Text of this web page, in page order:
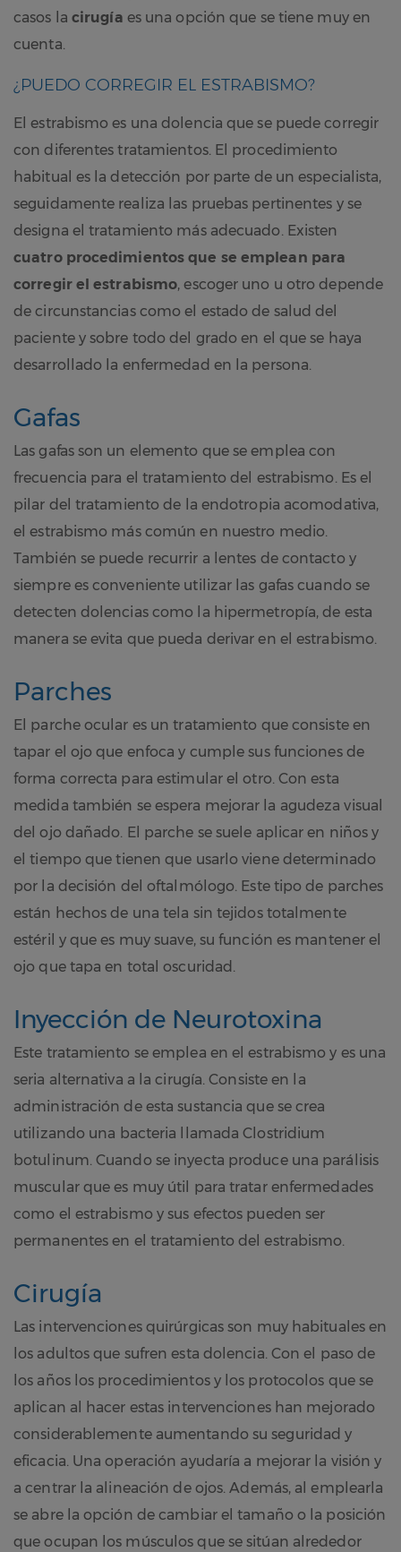
casos la cirugía es una opción que se tiene muy en
cuenta.
¿PUEDO CORREGIR EL ESTRABISMO?
El estrabismo es una dolencia que se puede corregir
con diferentes tratamientos. El procedimiento
habitual es la detección por parte de un especialista,
seguidamente realiza las pruebas pertinentes y se
designa el tratamiento más adecuado. Existen
cuatro procedimientos que se emplean para
corregir el estrabismo, escoger uno u otro depende
de circunstancias como el estado de salud del
paciente y sobre todo del grado en el que se haya
desarrollado la enfermedad en la persona.
Gafas
Las gafas son un elemento que se emplea con
frecuencia para el tratamiento del estrabismo. Es el
pilar del tratamiento de la endotropia acomodativa,
el estrabismo más común en nuestro medio.
También se puede recurrir a lentes de contacto y
siempre es conveniente utilizar las gafas cuando se
detecten dolencias como la hipermetropía, de esta
manera se evita que pueda derivar en el estrabismo.
Parches
El parche ocular es un tratamiento que consiste en
tapar el ojo que enfoca y cumple sus funciones de
forma correcta para estimular el otro. Con esta
medida también se espera mejorar la agudeza visual
del ojo dañado. El parche se suele aplicar en niños y
el tiempo que tienen que usarlo viene determinado
por la decisión del oftalmólogo. Este tipo de parches
están hechos de una tela sin tejidos totalmente
estéril y que es muy suave, su función es mantener el
ojo que tapa en total oscuridad.
Inyección de Neurotoxina
Este tratamiento se emplea en el estrabismo y es una
seria alternativa a la cirugía. Consiste en la
administración de esta sustancia que se crea
utilizando una bacteria llamada Clostridium
botulinum. Cuando se inyecta produce una parálisis
muscular que es muy útil para tratar enfermedades
como el estrabismo y sus efectos pueden ser
permanentes en el tratamiento del estrabismo.
Cirugía
Las intervenciones quirúrgicas son muy habituales en
los adultos que sufren esta dolencia. Con el paso de
los años los procedimientos y los protocolos que se
aplican al hacer estas intervenciones han mejorado
considerablemente aumentando su seguridad y
eficacia. Una operación ayudaría a mejorar la visión y
a centrar la alineación de ojos. Además, al emplearla
se abre la opción de cambiar el tamaño o la posición
que ocupan los músculos que se sitúan alrededor